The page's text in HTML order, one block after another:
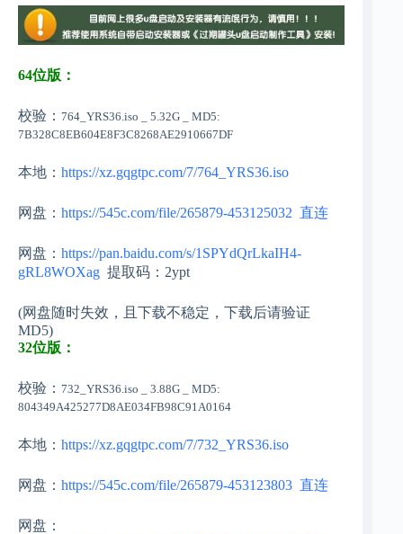
64位版：
校验： 764_YRS36.iso _ 5.32G _ MD5:
7B328C8EB604E8F3C8268AE2910667DF
本地： https://xz.gqgtpc.com/7/764_YRS36.iso
网盘： https://545c.com/file/265879-453125032 直连
网盘： https://pan.baidu.com/s/1SPYdQrLkaIH4-
gRL8WOXag 提取码：2ypt
(网盘随时失效，且下载不稳定，下载后请验证
MD5)
32位版：
校验： 732_YRS36.iso _ 3.88G _ MD5:
804349A425277D8AE034FB98C91A0164
本地： https://xz.gqgtpc.com/7/732_YRS36.iso
网盘： https://545c.com/file/265879-453123803 直连
网盘：